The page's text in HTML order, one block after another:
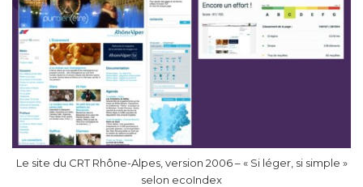
Le site du CRT Rhône-Alpes, version 2006 – « Si léger, si simple »
selon ecoIndex